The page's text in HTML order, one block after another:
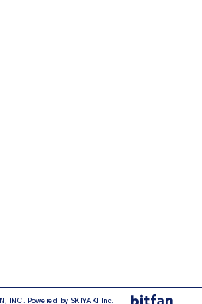
INC. Powered by SKIYAKI Inc.